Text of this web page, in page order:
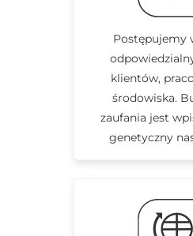
Postępujemy
klientów,
środowiska.
zaufania jest
genetyczny